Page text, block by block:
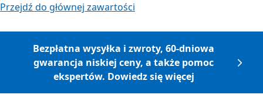
Przejdź do głównej zawartości
Bezpłatna wysyłka i zwroty, 60-dniowa
gwarancja niskiej ceny, a także pomoc
ekspertów. Dowiedz się więcej